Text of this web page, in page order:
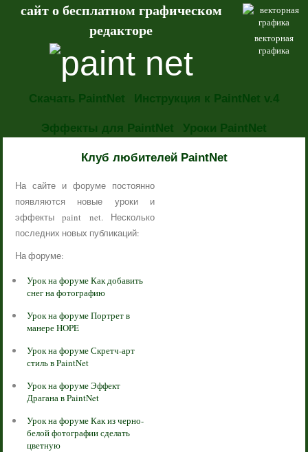
векторная
графика
сайт о бесплатном графическом
редакторе
Скачать PaintNet Инструкция к PaintNet v.4
Эффекты для PaintNet Уроки PaintNet
Клуб любителей PaintNet
На сайте и форуме постоянно
появляются новые уроки и
эффекты paint net. Несколько
последних новых публикаций:
На форуме:
Урок на форуме Как добавить
снег на фотографию
Урок на форуме Портрет в
манере HOPE
Урок на форуме Скретч-арт
стиль в PaintNet
Урок на форуме Эффект
Драгана в PaintNet
Урок на форуме Как из черно-
белой фотографии сделать
цветную